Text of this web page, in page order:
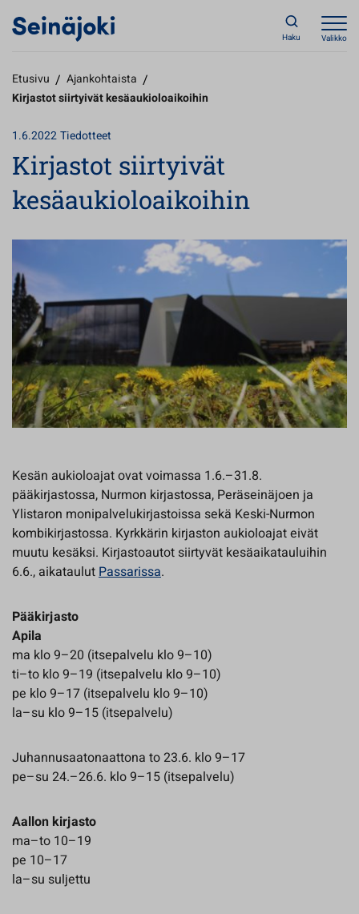
Haku Valikko
Etusivu / Ajankohtaista /
Kirjastot siirtyivät kesäaukioloaikoihin
1.6.2022Tiedotteet
Kirjastot siirtyivät
kesäaukioloaikoihin
Kesän aukioloajat ovat voimassa 1.6.–31.8.
pääkirjastossa, Nurmon kirjastossa, Peräseinäjoen ja
Ylistaron monipalvelukirjastoissa sekä Keski-Nurmon
kombikirjastossa. Kyrkkärin kirjaston aukioloajat eivät
muutu kesäksi. Kirjastoautot siirtyvät kesäaikatauluihin
6.6., aikataulutPassarissa.
Pääkirjasto
Apila
ma klo 9–20 (itsepalvelu klo 9–10)
ti–to klo 9–19 (itsepalvelu klo 9–10)
pe klo 9–17 (itsepalvelu klo 9–10)
la–su klo 9–15 (itsepalvelu)
Juhannusaatonaattona to 23.6. klo 9–17
pe–su 24.–26.6. klo 9–15 (itsepalvelu)
Aallon kirjasto
ma–to 10–19
pe 10–17
la–su suljettu